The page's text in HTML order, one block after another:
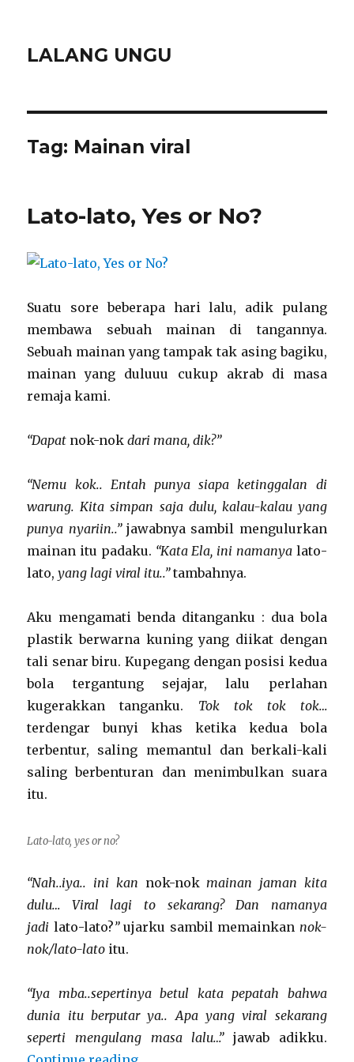
LALANG UNGU
Tag: Mainan viral
Lato-lato, Yes or No?
Suatu sore beberapa hari lalu, adik pulang
membawa sebuah mainan di tangannya.
Sebuah mainan yang tampak tak asing bagiku,
mainan yang duluuu cukup akrab di masa
remaja kami.
“Dapat nok-nokdari mana, dik?”
“Nemu kok.. Entah punya siapa ketinggalan di
warung. Kita simpan saja dulu, kalau-kalau yang
punya nyariin..” jawabnya sambil mengulurkan
mainan itu padaku. “Kata Ela, ini namanya lato-
lato,yang lagi viral itu..”tambahnya.
Aku mengamati benda ditanganku : dua bola
plastik berwarna kuning yang diikat dengan
tali senar biru. Kupegang dengan posisi kedua
bola tergantung sejajar, lalu perlahan
kugerakkan tanganku. Tok tok tok tok…
terdengar bunyi khas ketika kedua bola
terbentur, saling memantul dan berkali-kali
saling berbenturan dan menimbulkan suara
itu.
Lato-lato, yes or no?
“Nah..iya.. ini kan nok-nokmainan jaman kita
dulu… Viral lagi to sekarang? Dan namanya
jadi lato-lato?”ujarku sambil memainkan nok-
nok/lato-lato itu.
“Iya mba..sepertinya betul kata pepatah bahwa
dunia itu berputar ya.. Apa yang viral sekarang
seperti mengulang masa lalu…” jawab adikku.
“Lato-lato, Yes or No?”